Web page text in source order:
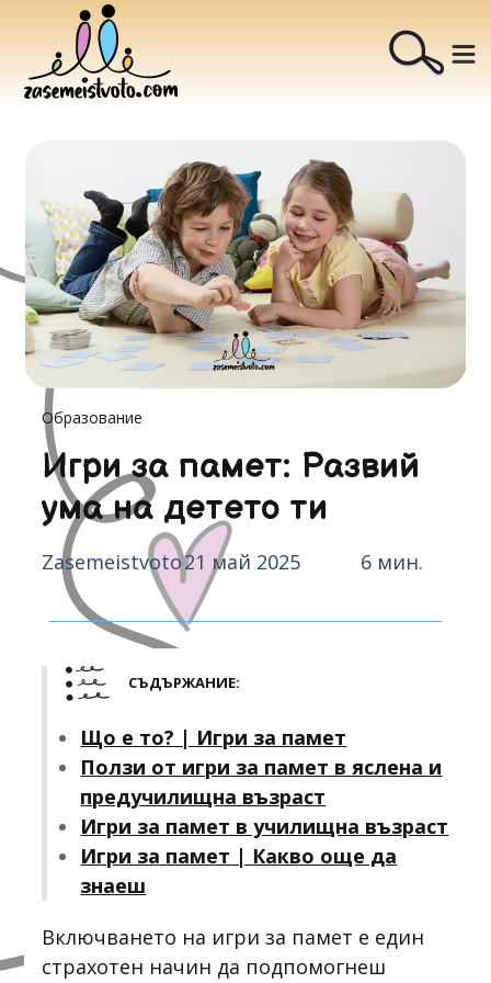
Образование
Игри за памет: Развий
ума на детето ти
Zasemeistvoto21 май 2025 6 мин.
СЪДЪРЖАНИЕ:
Що е то? | Игри за памет
Ползи от игри за памет в яслена и
предучилищна възраст
Игри за памет в училищна възраст
Игри за памет | Какво още да
знаеш
Включването на игри за памет е един
страхотен начин да подпомогнеш